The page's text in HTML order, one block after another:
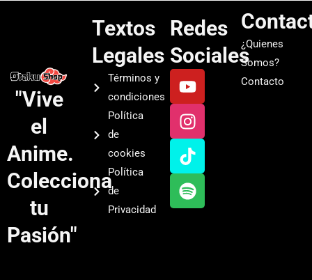
"Vive
el
Anime.
Colecciona
tu
Pasión"
Textos
Legales
Términos y
condiciones
Política
de
cookies
Política
de
Privacidad
Redes
Sociales
Y
o
u
t
u
b
e
I
n
s
t
a
g
r
a
T
i
k
t
o
k
S
p
o
t
i
f
y
¿Quienes
Somos?
Contacto